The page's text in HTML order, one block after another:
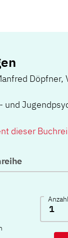
Döpfner,
und
dieser